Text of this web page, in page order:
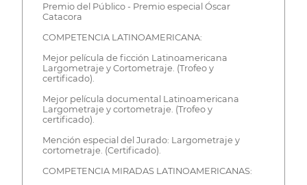
Premio del Público - Premio especial Óscar
Catacora
COMPETENCIA LATINOAMERICANA:
Mejor película de ficción Latinoamericana
Largometraje y Cortometraje. (Trofeo y
certificado).
Mejor película documental Latinoamericana
Largometraje y cortometraje. (Trofeo y
certificado).
Mención especial del Jurado: Largometraje y
cortometraje. (Certificado).
COMPETENCIA MIRADAS LATINOAMERICANAS: